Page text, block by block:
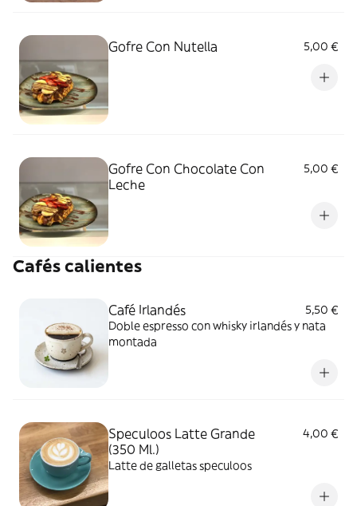
Gofre Con Nutella 5,00 €
Gofre Con Chocolate Con
Leche
5,00 €
Cafés calientes
Café Irlandés
5,50 €
Doble espresso con whisky irlandés y nata
montada
Speculoos Latte Grande
(350 Ml.)
4,00 €
Latte de galletas speculoos